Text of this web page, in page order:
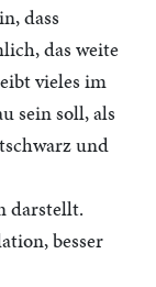
dass
das weite
vieles im
sein soll, als
und
darstellt.
besser